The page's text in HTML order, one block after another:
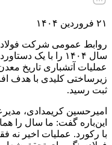
۲۱ فروردین ۱۴۰۴
روابط عمومی شرکت
سال ۱۴۰۴ را با
عملیات آتشباری تاریخ
زیرساختی کلیدی با هدف
ثبت رسید.
امیرحسین کریمدادی،
این‌باره گفت: ما سال را
با رکورد. عملیات اخیر نه